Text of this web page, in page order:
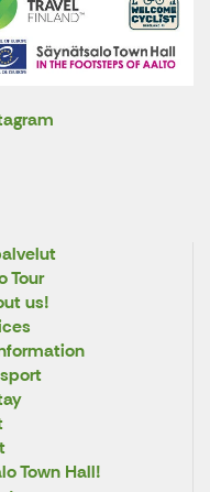
Tour
us!
Town Hall!